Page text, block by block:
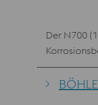
Der N700
Härten bis